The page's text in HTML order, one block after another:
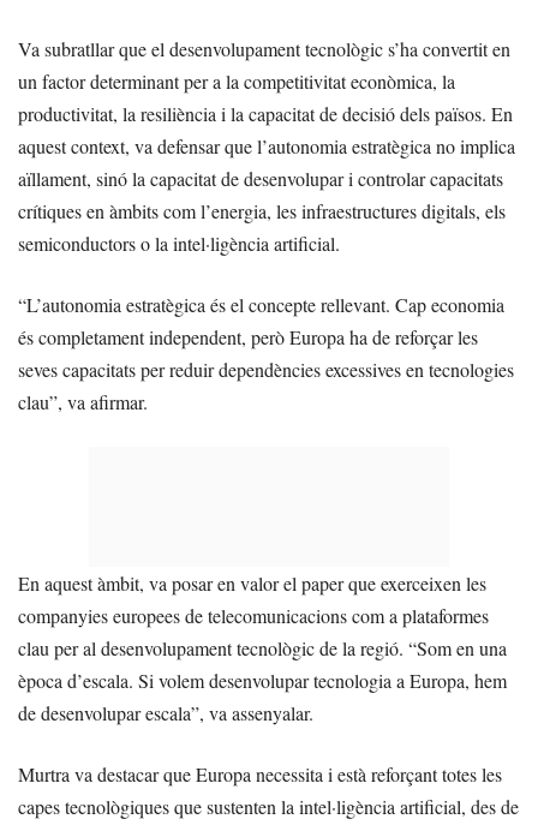
Va subratllar que el desenvolupament tecnològic s’ha convertit en
un factor determinant per a la competitivitat econòmica, la
productivitat, la resiliència i la capacitat de decisió dels països. En
aquest context, va defensar que l’autonomia estratègica no implica
aïllament, sinó la capacitat de desenvolupar i controlar capacitats
crítiques en àmbits com l’energia, les infraestructures digitals, els
semiconductors o la intel·ligència artificial.
“L’autonomia estratègica és el concepte rellevant. Cap economia
és completament independent, però Europa ha de reforçar les
seves capacitats per reduir dependències excessives en tecnologies
clau”, va afirmar.
En aquest àmbit, va posar en valor el paper que exerceixen les
companyies europees de telecomunicacions com a plataformes
clau per al desenvolupament tecnològic de la regió. “Som en una
època d’escala. Si volem desenvolupar tecnologia a Europa, hem
de desenvolupar escala”, va assenyalar.
Murtra va destacar que Europa necessita i està reforçant totes les
capes tecnològiques que sustenten la intel·ligència artificial, des de